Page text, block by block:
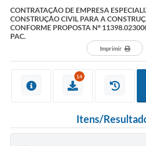
CONTRATAÇÃO DE EMPRESA
CONSTRUÇÃO CIVIL PARA A
CONFORME PROPOSTA Nº
PAC.
Imprimir
14
Itens/